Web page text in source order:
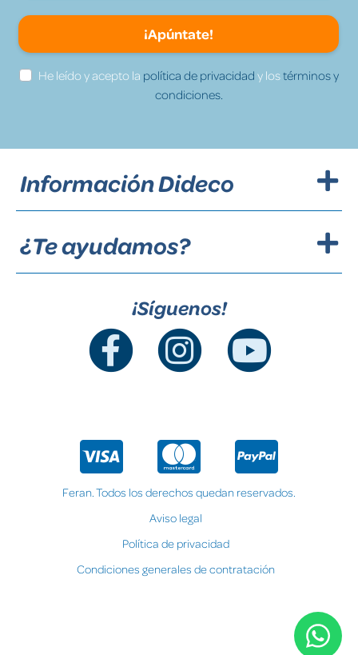
¡Apúntate!
He leído y acepto la política de privacidad y lostérminos y
condiciones.
Información Dideco
¿Te ayudamos?
¡Síguenos!
Feran. Todos los derechos quedan reservados.
Aviso legal
Política de privacidad
Condiciones generales de contratación